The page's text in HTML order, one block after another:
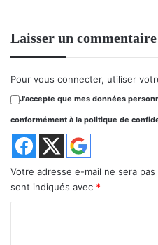
Laisser un commentaire
Pour vous connecter, utiliser
J'accepte que mes données
conformément à la politique de
Votre adresse e-mail ne sera pas
sont indiqués avec *